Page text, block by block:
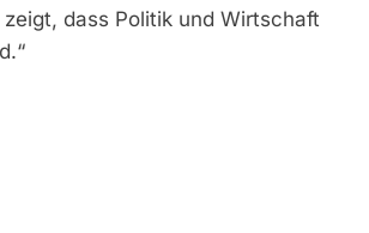
dass Politik und Wirtschaft